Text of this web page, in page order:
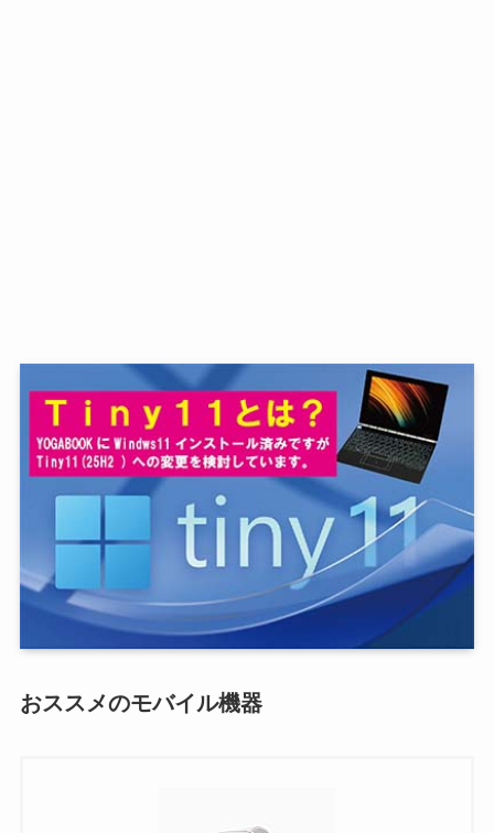
おススメのモバイル機器